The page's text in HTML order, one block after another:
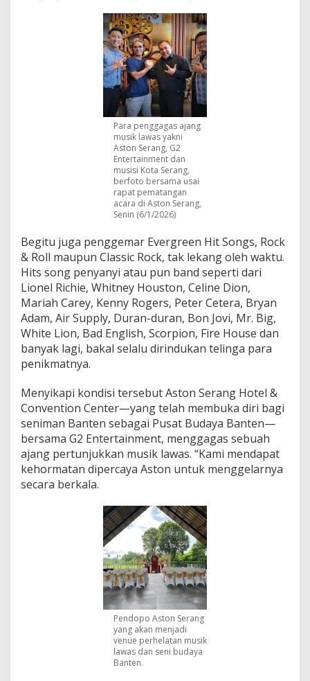
n
g
Para penggagas ajang
musik lawas yakni
Aston Serang, G2
Entertainment dan
musisi Kota Serang,
berfoto bersama usai
rapat pematangan
acara di Aston Serang,
Senin (6/1/2026)
Begitu juga penggemar Evergreen Hit Songs, Rock
& Roll maupun Classic Rock, tak lekang oleh waktu.
Hits song penyanyi atau pun band seperti dari
Lionel Richie, Whitney Houston, Celine Dion,
Mariah Carey, Kenny Rogers, Peter Cetera, Bryan
Adam, Air Supply, Duran-duran, Bon Jovi, Mr. Big,
White Lion, Bad English, Scorpion, Fire House dan
banyak lagi, bakal selalu dirindukan telinga para
penikmatnya.
Menyikapi kondisi tersebut Aston Serang Hotel &
Convention Center—yang telah membuka diri bagi
seniman Banten sebagai Pusat Budaya Banten—
bersama G2 Entertainment, menggagas sebuah
ajang pertunjukkan musik lawas. “Kami mendapat
kehormatan dipercaya Aston untuk menggelarnya
secara berkala.
Pendopo Aston Serang
yang akan menjadi
venue perhelatan musik
lawas dan seni budaya
Banten.